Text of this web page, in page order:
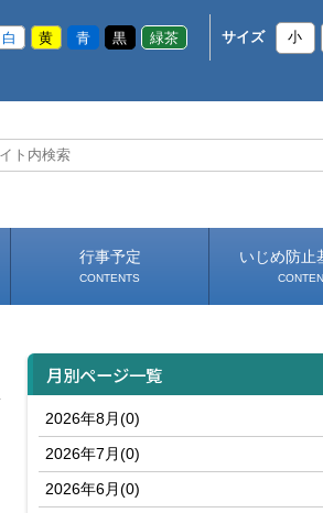
白 黄 青 黒 緑茶 サイズ 小
行事予定
CONTENTS
いじめ防止
月別ページ一覧
2026年8月(0)
2026年7月(0)
2026年6月(0)